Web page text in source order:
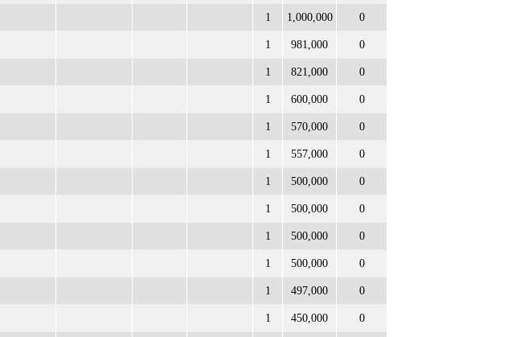
1 1,000,000 0
1 981,000 0
1 821,000 0
1 600,000 0
1 570,000 0
1 557,000 0
1 500,000 0
1 500,000 0
1 500,000 0
1 500,000 0
1 497,000 0
1 450,000 0